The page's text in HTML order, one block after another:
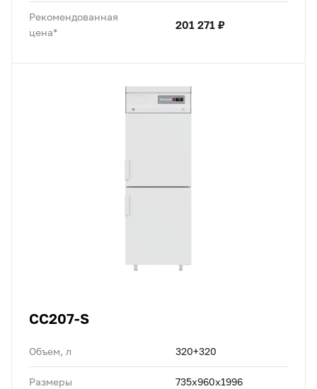
Рекомендованная
цена*
201 271 ₽
CC207-S
Объем, л 320+320
Размеры 735х960х1996